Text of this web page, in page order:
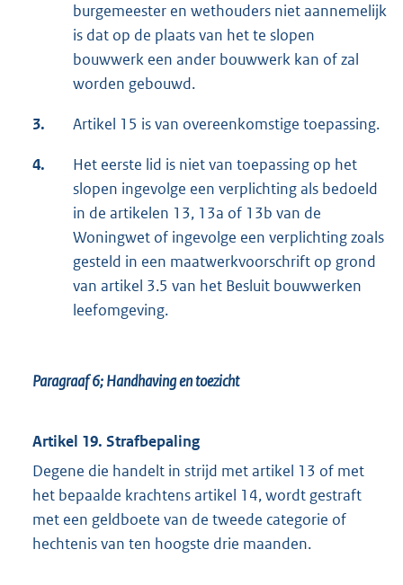
burgemeester en wethouders niet aannemelijk
is dat op de plaats van het te slopen
bouwwerk een ander bouwwerk kan of zal
worden gebouwd.
3. Artikel 15 is van overeenkomstige toepassing.
4.
Het eerste lid is niet van toepassing op het
slopen ingevolge een verplichting als bedoeld
in de artikelen 13, 13a of 13b van de
Woningwet of ingevolge een verplichting zoals
gesteld in een maatwerkvoorschrift op grond
van artikel 3.5 van het Besluit bouwwerken
leefomgeving.
Paragraaf 6;Handhaving en toezicht
Artikel 19. Strafbepaling
Degene die handelt in strijd met artikel 13 of met
het bepaalde krachtens artikel 14, wordt gestraft
met een geldboete van de tweede categorie of
hechtenis van ten hoogste drie maanden.